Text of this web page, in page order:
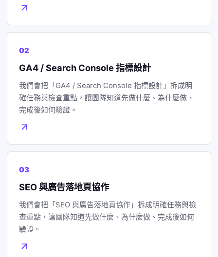
02
GA4 / Search Console 指標設計
我們會把「GA4 / Search Console 指標設計」拆成明
確任務與檢查重點，讓團隊知道先做什麼、為什麼做、
完成後如何驗證。
03
SEO 與廣告落地頁協作
我們會把「SEO 與廣告落地頁協作」拆成明確任務與檢
查重點，讓團隊知道先做什麼、為什麼做、完成後如何
驗證。